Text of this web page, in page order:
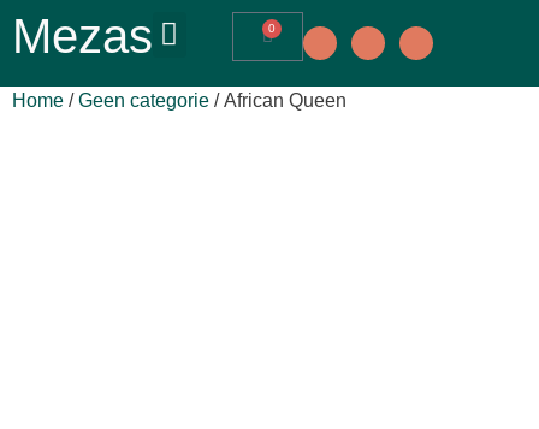
Mezas 0
Home /Geen categorie / African Queen